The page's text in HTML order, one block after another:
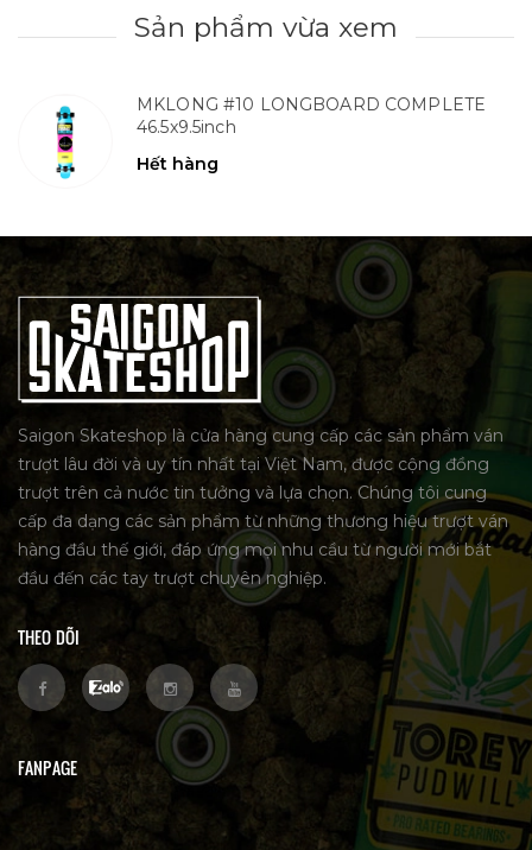
Sản phẩm vừa xem
MKLONG #10 LONGBOARD COMPLETE
46.5x9.5inch
Hết hàng
Saigon Skateshop là cửa hàng cung cấp các sản phẩm ván
trượt lâu đời và uy tín nhất tại Việt Nam, được cộng đồng
trượt trên cả nước tin tưởng và lựa chọn. Chúng tôi cung
cấp đa dạng các sản phẩm từ những thương hiệu trượt ván
hàng đầu thế giới, đáp ứng mọi nhu cầu từ người mới bắt
đầu đến các tay trượt chuyên nghiệp.
THEO DÕI
FANPAGE